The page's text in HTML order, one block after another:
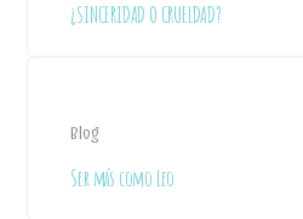
¿SINCERIDAD O CRUELDAD?
Blog
Ser más como Leo